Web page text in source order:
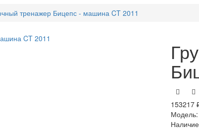
тренажер Бицепс - машина CT 2011
153217
Модель: